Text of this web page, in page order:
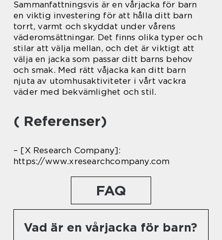
Sammanfattningsvis är en vårjacka för barn
en viktig investering för att hålla ditt barn
torrt, varmt och skyddat under vårens
väderomsättningar. Det finns olika typer och
stilar att välja mellan, och det är viktigt att
välja en jacka som passar ditt barns behov
och smak. Med rätt våjacka kan ditt barn
njuta av utomhusaktiviteter i vårt vackra
väder med bekvämlighet och stil.
( Referenser)
– [X Research Company]:
https://www.xresearchcompany.com
FAQ
Vad är en vårjacka för barn?